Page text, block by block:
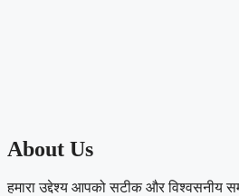
About Us
हमारा उद्देश्य आपको सटीक और विश्वसनीय